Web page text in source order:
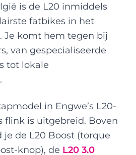
is de L20 inmiddels
fatbikes in het
Je komt hem tegen bij
van gespecialiseerde
tot lokale
in Engwe’s L20-
flink is uitgebreid. Boven
je de L20 Boost (torque
knop), de L20 3.0